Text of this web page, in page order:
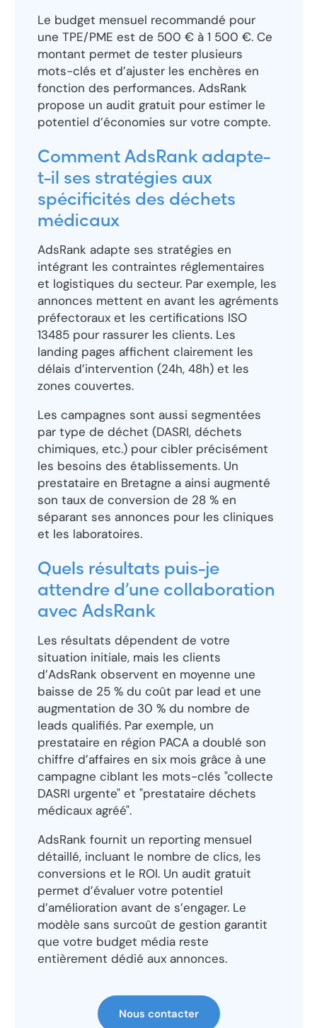
Le budget mensuel recommandé pour
une TPE/PME est de 500 € à 1 500 €. Ce
montant permet de tester plusieurs
mots-clés et d’ajuster les enchères en
fonction des performances. AdsRank
propose un audit gratuit pour estimer le
potentiel d’économies sur votre compte.
Comment AdsRank adapte-
t-il ses stratégies aux
spécificités des déchets
médicaux
AdsRank adapte ses stratégies en
intégrant les contraintes réglementaires
et logistiques du secteur. Par exemple, les
annonces mettent en avant les agréments
préfectoraux et les certifications ISO
13485 pour rassurer les clients. Les
landing pages affichent clairement les
délais d’intervention (24h, 48h) et les
zones couvertes.
Les campagnes sont aussi segmentées
par type de déchet (DASRI, déchets
chimiques, etc.) pour cibler précisément
les besoins des établissements. Un
prestataire en Bretagne a ainsi augmenté
son taux de conversion de 28 % en
séparant ses annonces pour les cliniques
et les laboratoires.
Quels résultats puis-je
attendre d’une collaboration
avec AdsRank
Les résultats dépendent de votre
situation initiale, mais les clients
d’AdsRank observent en moyenne une
baisse de 25 % du coût par lead et une
augmentation de 30 % du nombre de
leads qualifiés. Par exemple, un
prestataire en région PACA a doublé son
chiffre d’affaires en six mois grâce à une
campagne ciblant les mots-clés "collecte
DASRI urgente" et "prestataire déchets
médicaux agréé".
AdsRank fournit un reporting mensuel
détaillé, incluant le nombre de clics, les
conversions et le ROI. Un audit gratuit
permet d’évaluer votre potentiel
d’amélioration avant de s’engager. Le
modèle sans surcoût de gestion garantit
que votre budget média reste
entièrement dédié aux annonces.
Nous contacter